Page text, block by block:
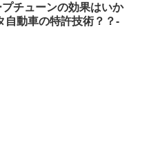
チューンの効果はいか
自動車の特許技術？？-